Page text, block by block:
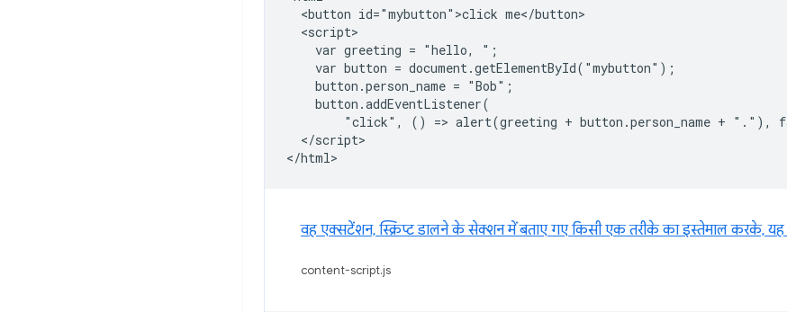
  <button id="mybutton">click me</button>
  <script>
    var greeting = "hello, ";
    var button = document.getElementById("mybutton");
    button.person_name = "Bob";
    button.addEventListener(
"click", () => alert(greeting + button.person_name + "."),
  </script>
वह एक्सटेंशन, स्क्रिप्ट डालने के सेक्शन में बताए गए किसी एक तरीके का इस्तेमाल करके, यह
content-script.js